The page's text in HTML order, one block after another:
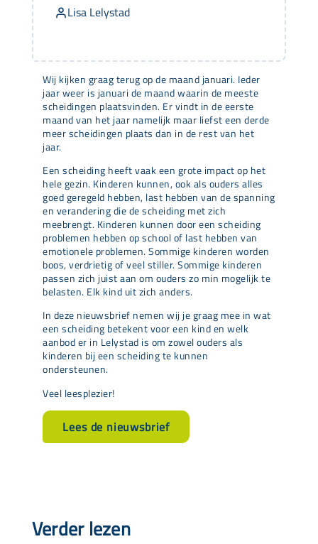
Wij kijken graag terug op de maand januari. Ieder
jaar weer is januari de maand waarin de meeste
scheidingen plaatsvinden. Er vindt in de eerste
maand van het jaar namelijk maar liefst een derde
meer scheidingen plaats dan in de rest van het
jaar.
Een scheiding heeft vaak een grote impact op het
hele gezin. Kinderen kunnen, ook als ouders alles
goed geregeld hebben, last hebben van de spanning
en verandering die de scheiding met zich
meebrengt. Kinderen kunnen door een scheiding
problemen hebben op school of last hebben van
emotionele problemen. Sommige kinderen worden
boos, verdrietig of veel stiller. Sommige kinderen
passen zich juist aan om ouders zo min mogelijk te
belasten. Elk kind uit zich anders.
In deze nieuwsbrief nemen wij je graag mee in wat
een scheiding betekent voor een kind en welk
aanbod er in Lelystad is om zowel ouders als
kinderen bij een scheiding te kunnen
ondersteunen.
Veel leesplezier!
Lees de nieuwsbrief
Lisa Lelystad
Verder lezen